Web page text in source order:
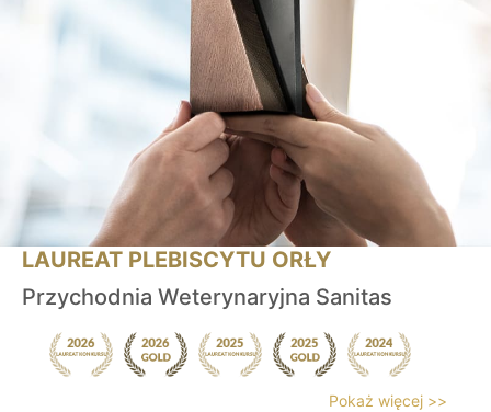
LAUREAT PLEBISCYTU ORŁY
Przychodnia Weterynaryjna Sanitas
Pokaż więcej >>